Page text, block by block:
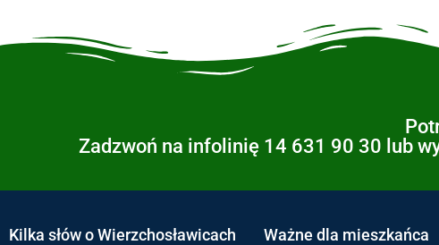
Zadzwoń na infolinię 14 631 90 30 lub
Kilka słów o Wierzchosławicach Ważne dla mieszkańca